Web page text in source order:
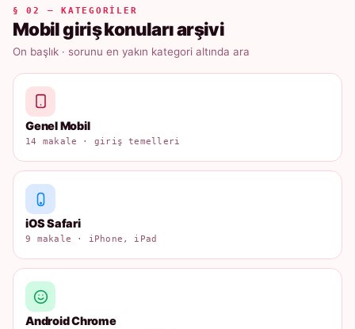
§ 02 — KATEGORILER
Mobil giriş konuları arşivi
On başlık · sorunu en yakın kategori altında ara
Genel Mobil
14 makale · giriş temelleri
iOS Safari
9 makale · iPhone, iPad
Android Chrome